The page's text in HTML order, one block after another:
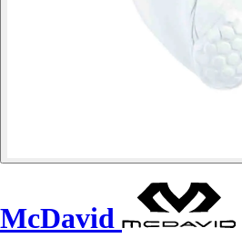
McDavid